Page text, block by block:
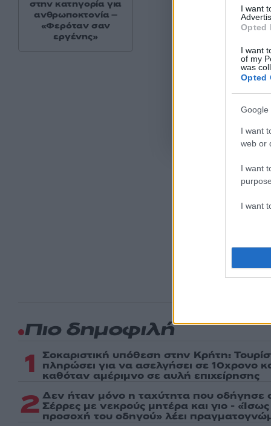
I want
Opted
I want
of my
was
Opted
Google
I want
web or
I want
I want
. Το site
στην κατηγορία για
ανθρωποκτονία –
«Φερόταν σαν
εργένης»
Πιο δημοφιλή
1 Σοκαριστική υπόθεση στην Κρήτη:
πληρώσει για να ασελγήσει σε 10χρονο
καθόταν αμέριμνο σε αυλή επιχείρησης
2 Δεν ήταν μόνο η ταχύτητα που οδήγησε
Σέρρες με νεκρούς μητέρα και γιο -
προσοχή του οδηγού» λέει